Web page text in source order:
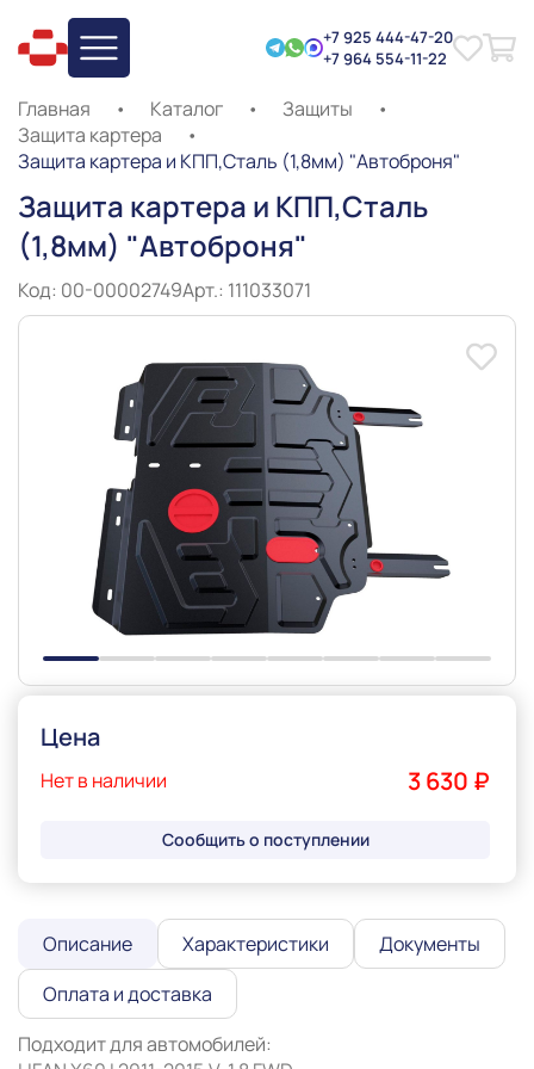
+7 925 444-47-20
+7 964 554-11-22
Главная • Каталог • Защиты
•
Защита картера
•
Защита картера и КПП,Сталь (1,8мм) "Автоброня"
Защита картера и КПП,Сталь
(1,8мм) "Автоброня"
Код: 00-00002749Арт.: 111033071
Slide 1 of 8
Цена
Нет в наличии 3 630 ₽
Сообщить о поступлении
Описание Характеристики
Документы
Оплата и доставка
Подходит для автомобилей: